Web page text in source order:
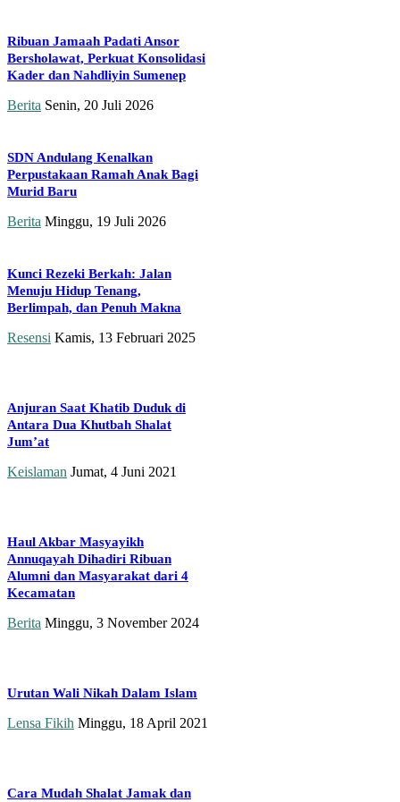
Ribuan Jamaah Padati Ansor
Bersholawat, Perkuat Konsolidasi
Kader dan Nahdliyin Sumenep
Berita Senin, 20 Juli 2026
SDN Andulang Kenalkan
Perpustakaan Ramah Anak Bagi
Murid Baru
Berita Minggu, 19 Juli 2026
Kunci Rezeki Berkah: Jalan
Menuju Hidup Tenang,
Berlimpah, dan Penuh Makna
Resensi Kamis, 13 Februari 2025
Anjuran Saat Khatib Duduk di
Antara Dua Khutbah Shalat
Jum’at
Keislaman Jumat, 4 Juni 2021
Haul Akbar Masyayikh
Annuqayah Dihadiri Ribuan
Alumni dan Masyarakat dari 4
Kecamatan
Berita Minggu, 3 November 2024
Urutan Wali Nikah Dalam Islam
Lensa Fikih Minggu, 18 April 2021
Cara Mudah Shalat Jamak dan